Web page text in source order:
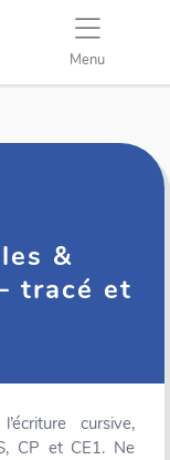
Menu
&
tracé et
cursive,
CP et CE1. Ne